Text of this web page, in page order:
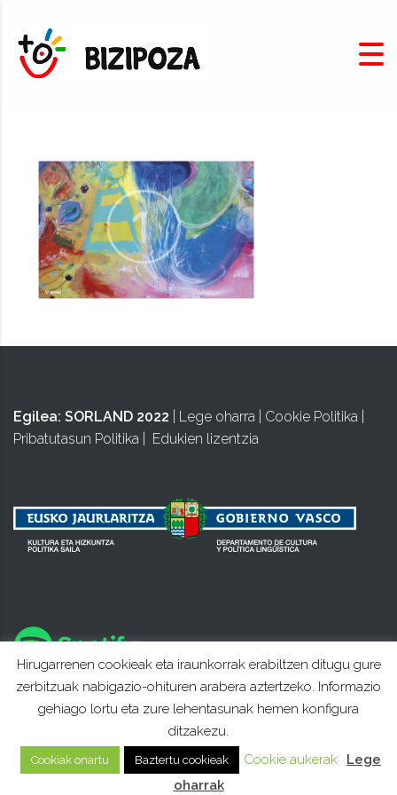
Egilea: SORLAND 2022 Lege oharra Cookie Politika
Pribatutasun Politika
Edukien lizentzia
Hirugarrenen cookieak eta iraunkorrak erabiltzen ditugu gure
zerbitzuak nabigazio-ohituren arabera aztertzeko. Informazio
gehiago lortu eta zure lehentasunak hemen konfigura
ditzakezu.
Cookiak onartu Baztertu cookieak Cookie aukerak
Lege
oharrak